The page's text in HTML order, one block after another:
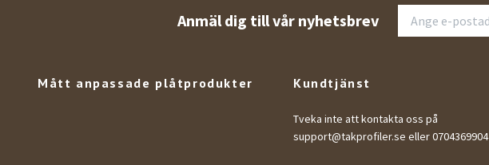
Anmäl dig till vår nyhetsbrev
Mått anpassade plåtprodukter Kundtjänst
Tveka inte att kontakta oss på
support@takprofiler.se eller 0704369904